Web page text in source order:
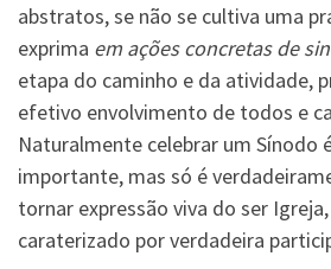
abstratos, se não se cultiva uma
exprima em ações concretas de
etapa do caminho e da atividade,
efetivo envolvimento de todos e
Naturalmente celebrar um Sínodo
importante, mas só é
tornar expressão viva do ser
caraterizado por verdadeira